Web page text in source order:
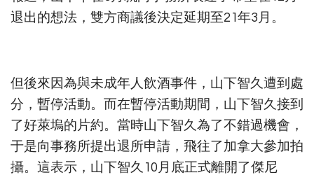
退出的想法，雙方商議後決定延期至21年3月。
但後來因為與未成年人飲酒事件，山下智久遭到處
分，暫停活動。而在暫停活動期間，山下智久接到
了好萊塢的片約。當時山下智久為了不錯過機會，
于是向事務所提出退所申請，飛往了加拿大參加拍
攝。這表示，山下智久10月底正式離開了傑尼